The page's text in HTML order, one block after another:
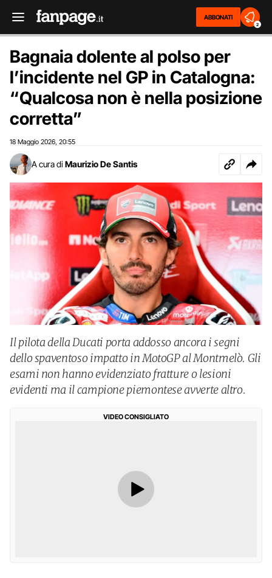
ABBONATI
2
Bagnaia dolente al polso per
l’incidente nel GP in Catalogna:
“Qualcosa non è nella posizione
corretta”
18 Maggio 2026 20:55
A cura di Maurizio De Santis
Il pilota della Ducati porta addosso ancora i segni
dello spaventoso impatto in MotoGP al Montmelò. Gli
esami non hanno evidenziato fratture o lesioni
evidenti ma il campione piemontese avverte altro.
VIDEO CONSIGLIATO